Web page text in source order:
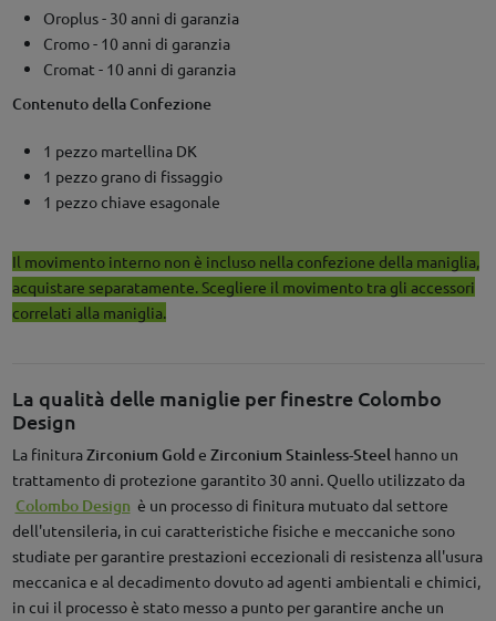
Oroplus - 30 anni di garanzia
Cromo - 10 anni di garanzia
Cromat - 10 anni di garanzia
Contenuto della Confezione
1 pezzo martellina DK
1 pezzo grano di fissaggio
1 pezzo chiave esagonale
Il movimento interno non è incluso nella confezione della maniglia,
acquistare separatamente. Scegliere il movimento tra gli accessori
correlati alla maniglia.
La qualità delle maniglie per finestre Colombo
Design
La finituraZirconium Golde Zirconium Stainless-Steel hanno un
trattamento di protezione garantito 30 anni. Quello utilizzato da
Colombo Design è un processo di finitura mutuato dal settore
dell'utensileria, in cui caratteristiche fisiche e meccaniche sono
studiate per garantire prestazioni eccezionali di resistenza all'usura
meccanica e al decadimento dovuto ad agenti ambientali e chimici,
in cui il processo è stato messo a punto per garantire anche un